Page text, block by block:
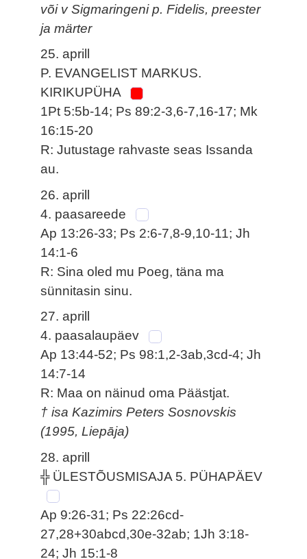
või v Sigmaringeni p. Fidelis, preester
ja märter
25. aprill
P. EVANGELIST MARKUS.
KIRIKUPÜHA
1Pt 5:5b-14; Ps 89:2-3,6-7,16-17; Mk
16:15-20
R: Jutustage rahvaste seas Issanda
au.
26. aprill
4. paasareede
Ap 13:26-33; Ps 2:6-7,8-9,10-11; Jh
14:1-6
R: Sina oled mu Poeg, täna ma
sünnitasin sinu.
27. aprill
4. paasalaupäev
Ap 13:44-52; Ps 98:1,2-3ab,3cd-4; Jh
14:7-14
R: Maa on näinud oma Päästjat.
† isa Kazimirs Peters Sosnovskis
(1995, Liepāja)
28. aprill
╬ ÜLESTÕUSMISAJA 5. PÜHAPÄEV
Ap 9:26-31; Ps 22:26cd-
27,28+30abcd,30e-32ab; 1Jh 3:18-
24; Jh 15:1-8